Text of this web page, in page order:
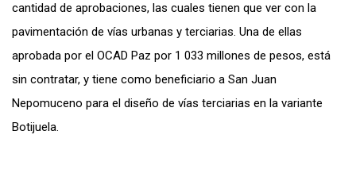
cantidad de aprobaciones, las cuales tienen que ver con la
pavimentación de vías urbanas y terciarias. Una de ellas
aprobada por el OCAD Paz por 1 033 millones de pesos, está
sin contratar, y tiene como beneficiario a San Juan
Nepomuceno para el diseño de vías terciarias en la variante
Botijuela.